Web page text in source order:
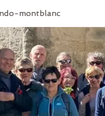
montblanc